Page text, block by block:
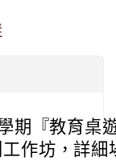
期『教育桌
作坊，詳